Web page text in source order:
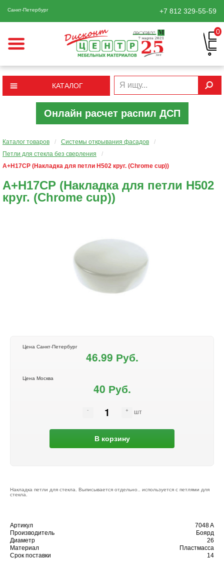
Санкт-Петербург +7 812 329-55-59
0
КАТАЛОГ
Онлайн расчет распил ДСП
Каталог товаров / Системы открывания фасадов
/
Петли для стекла без сверления
/
A+H17CP (Накладка для петли Н502 круг. (Chrome cup))
A+H17CP (Накладка для петли Н502
круг. (Chrome cup))
Цена Санкт-Петербург
46.99 Руб.
Цена Москва
40 Руб.
шт
В корзину
Накладка петли для стекла. Выписывается отдельно.. используется с петлями для
стекла.
Артикул
7048 A
Производитель
Боярд
Диаметр
26
Материал
Пластмасса
Срок поставки
14